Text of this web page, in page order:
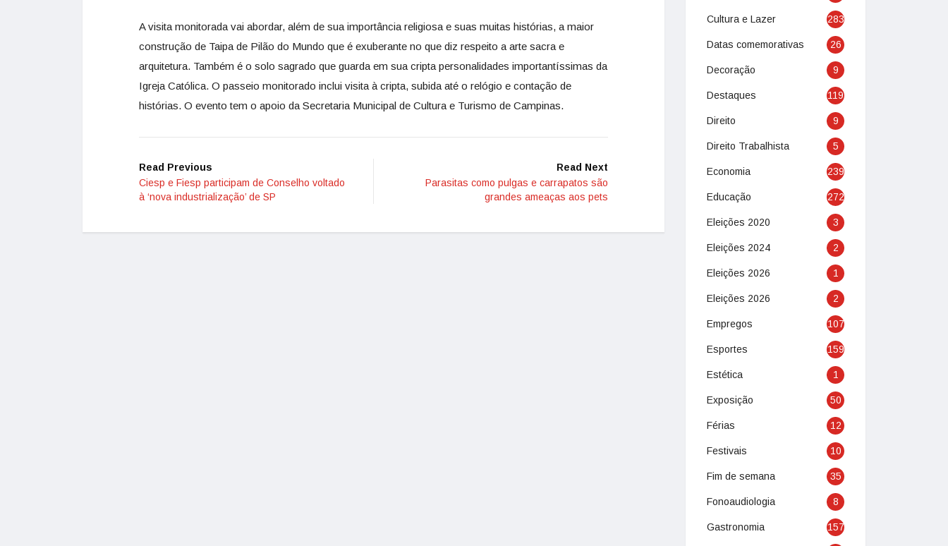
A visita monitorada vai abordar, além de sua importância religiosa e suas muitas histórias, a maior
construção de Taipa de Pilão do Mundo que é exuberante no que diz respeito a arte sacra e
arquitetura. Também é o solo sagrado que guarda em sua cripta personalidades importantíssimas da
Igreja Católica. O passeio monitorado inclui visita à cripta, subida até o relógio e contação de
histórias. O evento tem o apoio da Secretaria Municipal de Cultura e Turismo de Campinas.
Read Previous
Ciesp e Fiesp participam de Conselho voltado
à ‘nova industrialização’ de SP
Read Next
Parasitas como pulgas e carrapatos são
grandes ameaças aos pets
Cultura e Lazer 283
Datas comemorativas 26
Decoração 9
Destaques 119
Direito 9
Direito Trabalhista 5
Economia 239
Educação 272
Eleições 2020 3
Eleições 2024 2
Eleições 2026 1
Eleições 2026 2
Empregos 107
Esportes 159
Estética 1
Exposição 50
Férias 12
Festivais 10
Fim de semana 35
Fonoaudiologia 8
Gastronomia 157